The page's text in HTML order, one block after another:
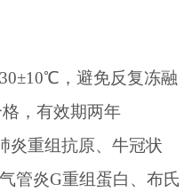
±10℃，避免反复冻融
，有效期两年
炎重组抗原、牛冠状
管炎G重组蛋白、布氏